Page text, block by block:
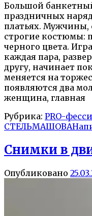
Большой
праздничных
платьях. Мужчины,
строгие костюмы:
черного цвета.
каждая пара,
другу, начинает
меняется на
появляются два
женщина, главная
Рубрика: PRO-
СТЕЛЬМАШОВА
Снимки в
Опубликовано